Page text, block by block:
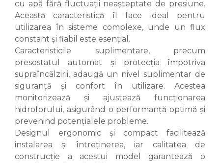
cu apă fără fluctuații neașteptate de presiune.
Această caracteristică îl face ideal pentru
utilizarea în sisteme complexe, unde un flux
constant și fiabil este esențial.
Caracteristicile suplimentare, precum
presostatul automat și protecția împotriva
supraîncălzirii, adaugă un nivel suplimentar de
siguranță și confort în utilizare. Acestea
monitorizează și ajustează funcționarea
hidroforului, asigurând o performanță optimă și
prevenind potențialele probleme.
Designul ergonomic și compact facilitează
instalarea și întreținerea, iar calitatea de
construcție a acestui model garantează o